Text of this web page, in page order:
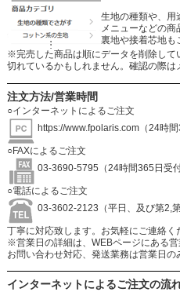
生地の種類や、用
メニューなどの商
裏地や接着芯地も
※完売した商品は順にデータを削除して
切れているかもしれません。確認の際は
注文方法/営業時間
○インターネットによるご注文
https://www.fpolaris.com（24時間
○FAXによるご注文
03-3690-5795（24時間365日受付
○電話によるご注文
03-3602-2123（平日、及び第2,
丁寧に対応致します。お気軽にご連絡く
※営業日の詳細は、WEBページにある営
お問い合わせ対応、発送業務は営業日の
インターネットによるご注文の流